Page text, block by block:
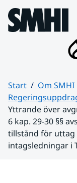
Hoppa till sidans
Start
Om SMHI
Yttrande över
6 kap. 29-30 §§
tillstånd för uttag
intagsledningar i